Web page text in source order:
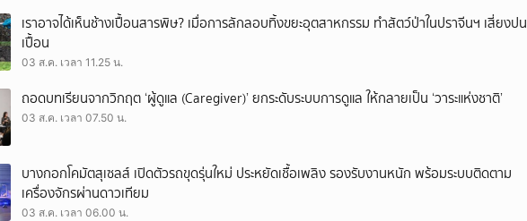
เราอาจได้เห็นช้างเปื้อนสารพิษ? เมื่อการลักลอบทิ้งขยะอุตสาหกรรม ทำสัตว์ป่าในปราจีนฯ เสี่ยงปน
เปื้อน
03 ส.ค. เวลา 11.25 น.
ถอดบทเรียนจากวิกฤต ‘ผู้ดูแล (Caregiver)’ ยกระดับระบบการดูแล ให้กลายเป็น ‘วาระแห่งชาติ’
03 ส.ค. เวลา 07.50 น.
บางกอกโคมัตสุเซลส์ เปิดตัวรถขุดรุ่นใหม่ ประหยัดเชื้อเพลิง รองรับงานหนัก พร้อมระบบติดตาม
เครื่องจักรผ่านดาวเทียม
03 ส.ค. เวลา 06.00 น.